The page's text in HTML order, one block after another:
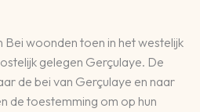
Bei woonden toen in het westelijk
gelegen Gerçulaye. De
de bei van Gerçulaye en naar
de toestemming om op hun